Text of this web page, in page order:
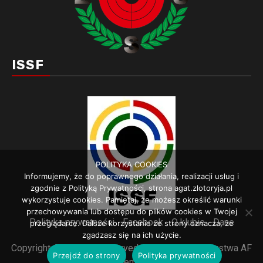
ISSF
Polityka prywatności Facebook O klubie Dane
Copyright © All rights reserved.|Newsphereautorstwa AF
POLITYKA COOKIES
Informujemy, że do poprawnego działania, realizacji usług i
zgodnie z Polityką Prywatności, strona agat.zlotoryja.pl
wykorzystuje cookies. Pamiętaj, że możesz określić warunki
przechowywania lub dostępu do plików cookies w Twojej
przeglądarce. Dalsze korzystanie ze strony oznacza, że
zgadzasz się na ich użycie.
Przejdź do strony Polityka prywatności